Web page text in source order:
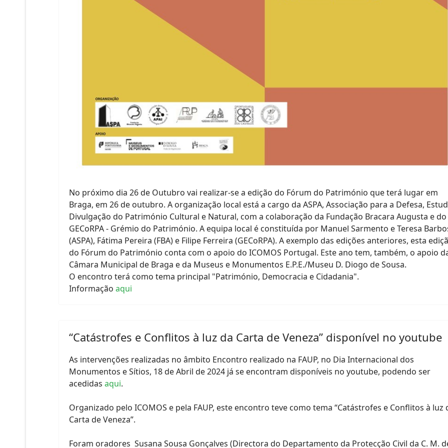
No próximo dia 26 de Outubro vai realizar-se a edição do Fórum do Património que terá lugar em
Braga, em 26 de outubro. A organização local está a cargo da ASPA, Associação para a Defesa,
Divulgação do Património Cultural e Natural, com a colaboração da Fundação Bracara Augusta e do
GECoRPA - Grémio do Património. A equipa local é constituída por Manuel Sarmento e Teresa
(ASPA), Fátima Pereira (FBA) e Filipe Ferreira (GECoRPA). A exemplo das edições anteriores, esta
do Fórum do Património conta com o apoio do ICOMOS Portugal. Este ano tem, também, o apoio
Câmara Municipal de Braga e da Museus e Monumentos E.P.E./Museu D. Diogo de Sousa.
O encontro terá como tema principal "Património, Democracia e Cidadania".
Informação aqui
“Catástrofes e Conflitos à luz da Carta de Veneza” disponível no youtube
As intervenções realizadas no âmbito Encontro realizado na FAUP, no Dia Internacional dos
Monumentos e Sítios, 18 de Abril de 2024 já se encontram disponíveis no youtube, podendo ser
acedidas aqui.
Organizado pelo ICOMOS e pela FAUP, este encontro teve como tema “Catástrofes e Conflitos à luz
Carta de Veneza”.
Foram oradores Susana Sousa Gonçalves (Directora do Departamento da Protecção Civil da C. M.